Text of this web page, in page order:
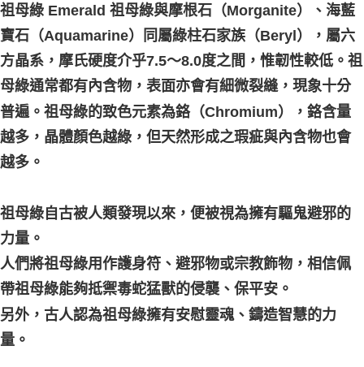
祖母綠 Emerald 祖母綠與摩根石（Morganite）、海藍
寶石（Aquamarine）同屬綠柱石家族（Beryl），屬六
方晶系，摩氏硬度介乎7.5～8.0度之間，惟韌性較低。祖
母綠通常都有內含物，表面亦會有細微裂縫，現象十分
普遍。祖母綠的致色元素為鉻（Chromium），鉻含量
越多，晶體顏色越綠，但天然形成之瑕疵與內含物也會
越多。
祖母綠自古被人類發現以來，便被視為擁有驅鬼避邪的
力量。
人們將祖母綠用作護身符、避邪物或宗教飾物，相信佩
帶祖母綠能夠抵禦毒蛇猛獸的侵襲、保平安。
另外，古人認為祖母綠擁有安慰靈魂、鑄造智慧的力
量。